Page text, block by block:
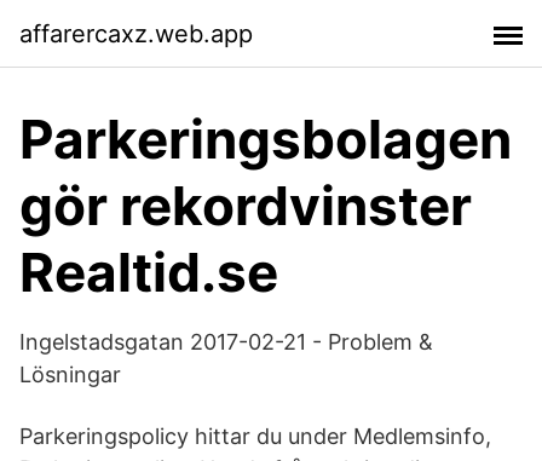
affarercaxz.web.app
Parkeringsbolagen
gör rekordvinster
Realtid.se
Ingelstadsgatan 2017-02-21 - Problem &
Lösningar
Parkeringspolicy hittar du under Medlemsinfo,